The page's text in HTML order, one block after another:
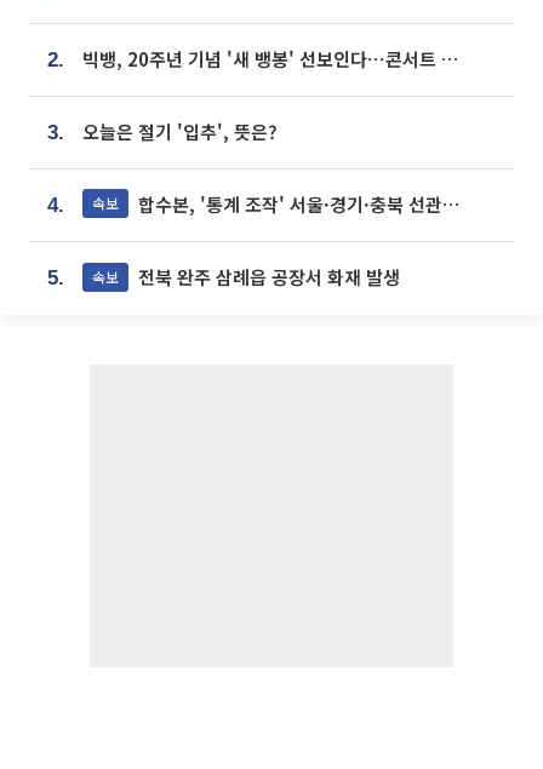
2. 빅뱅, 20주년 기념 '새 뱅봉' 선보인다⋯콘서트 앞두고 팝업 개최
3. 오늘은 절기 '입추', 뜻은?
4. 속보 합수본, '통계 조작' 서울·경기·충북 선관위 등 추가 압수수색
5. 속보 전북 완주 삼례읍 공장서 화재 발생